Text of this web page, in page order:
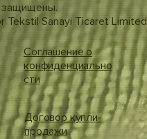
защищены.
Tekstil Sanayi Ticaret Limited
Соглашение о
конфиденциально
сти
Договор купли-
продажи